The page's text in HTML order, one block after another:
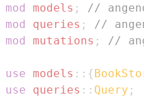
mod models ;
//
mod
queries ;
//
mod
mutations ; //
use models :: {
use
queries :: Query ;